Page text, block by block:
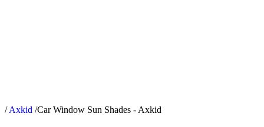
/ Axkid /Car Window Sun Shades - Axkid